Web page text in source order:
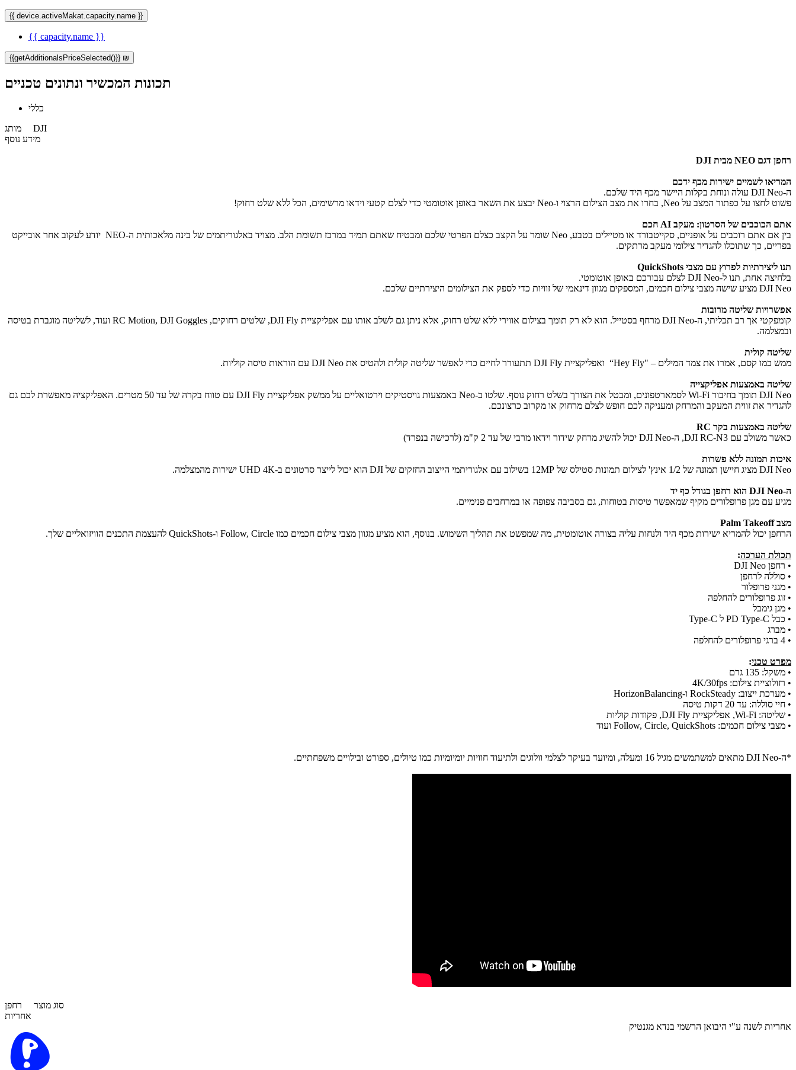
{{ device.activeMakat.capacity.name }}
{{ capacity.name }}
{{getAdditionalsPriceSelected()}} ₪
תכונות המכשיר ונתונים טכניים
כללי
מותג DJI
מידע נוסף
רחפן דגם NEO מבית DJI
המריאו לשמיים ישירות מכף ידכם
ה-DJI Neo עולה ונוחת בקלות היישר מכף היד שלכם.
פשוט לחצו על כפתור המצב על Neo, בחרו את מצב הצילום הרצוי ו-Neo יבצע את השאר באופן אוטומטי כדי לצלם קטעי וידאו מרשימים, הכל ללא שלט רחוק!
אתם הכוכבים של הסרטון: מעקב AI חכם
בין אם אתם רוכבים על אופניים, סקייטבורד או מטיילים בטבע, Neo שומר על הקצב כצלם הפרטי שלכם ומבטיח שאתם תמיד במרכז תשומת הלב. מצויד באלגוריתמים של בינה מלאכותית ה-NEO יודע לעקוב אחר אובייקט
בפריים, כך שתוכלו להגדיר צילומי מעקב מרתקים.
תנו ליצירתיות לפרוץ עם מצבי QuickShots
בלחיצה אחת, תנו ל-DJI Neo לצלם עבורכם באופן אוטומטי.
DJI Neo מציע שישה מצבי צילום חכמים, המספקים מגוון דינאמי של זוויות כדי לספק את הצילומים היצירתיים שלכם.
אפשרויות שליטה מרובות
קומפקטי אך רב תכליתי, ה-DJI Neo מרחף בסטייל. הוא לא רק תומך בצילום אווירי ללא שלט רחוק, אלא ניתן גם לשלב אותו עם אפליקציית DJI Fly, שלטים רחוקים, RC Motion, DJI Goggles ועוד, לשליטה מוגברת בטיסה
ובמצלמה.
שליטה קולית
ממש כמו קסם, אמרו את צמד המילים – "Hey Fly“ ואפליקציית DJI Fly תתעורר לחיים כדי לאפשר שליטה קולית ולהטיס את DJI Neo עם הוראות טיסה קוליות.
שליטה באמצעות אפליקצייה
DJI Neo תומך בחיבור Wi-Fi לסמארטפונים, ומבטל את הצורך בשלט רחוק נוסף. שלטו ב-Neo באמצעות גויסטיקים וירטואליים על ממשק אפליקציית DJI Fly עם טווח בקרה של עד 50 מטרים. האפליקציה מאפשרת לכם גם
להגדיר את זווית המעקב והמרחק ומעניקה לכם חופש לצלם מרחוק או מקרוב כרצונכם.
שליטה באמצעות בקר RC
כאשר משולב עם DJI RC-N3, ה-DJI Neo יכול להשיג מרחק שידור וידאו מרבי של עד 2 ק"מ (לרכישה בנפרד)
איכות תמונה ללא פשרות
DJI Neo מציג חיישן תמונה של 1/2 אינץ' לצילום תמונות סטילס של 12MP בשילוב עם אלגוריתמי הייצוב החזקים של DJI הוא יכול לייצר סרטונים ב-UHD 4K ישירות מהמצלמה.
ה-DJI Neo הוא רחפן בגודל כף יד
מגיע עם מגן פרופלורים מקיף שמאפשר טיסות בטוחות, גם בסביבה צפופה או במרחבים פנימיים.
מצב Palm Takeoff
הרחפן יכול להמריא ישירות מכף היד ולנחות עליה בצורה אוטומטית, מה שמפשט את תהליך השימוש. בנוסף, הוא מציע מגוון מצבי צילום חכמים כמו Follow, Circle ו-QuickShots להעצמת התכנים הוויזואליים שלך.
תכולת הערכה:
• רחפן DJI Neo
• סוללה לרחפן
• מגני פרופלור
• זוג פרופלורים להחלפה
• מגן גימבל
• כבל PD Type-C ל Type-C
• מברג
• 4 ברגי פרופלורים להחלפה
מפרט טכני:
• משקל: 135 גרם
• רזולוציית צילום: 4K/30fps
• מערכת ייצוב: RockSteady ו-HorizonBalancing
• חיי סוללה: עד 20 דקות טיסה
• שליטה: Wi-Fi, אפליקציית DJI Fly, פקודות קוליות
• מצבי צילום חכמים: Follow, Circle, QuickShots ועוד
*ה-DJI Neo מתאים למשתמשים מגיל 16 ומעלה, ומיועד בעיקר לצלמי וולוגים ולתיעוד חוויות יומיומיות כמו טיולים, ספורט ובילויים משפחתיים.
סוג מוצר רחפן
אחריות
אחריות לשנה ע"י היבואן הרשמי בנדא מגנטיק